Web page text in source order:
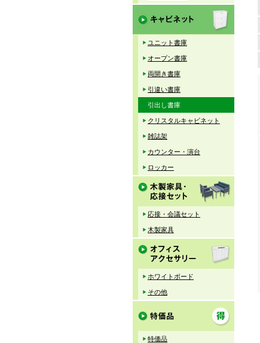
ユニット書庫
オープン書庫
両開き書庫
引違い書庫
引出し書庫
クリスタルキャビネット
雑誌架
カウンター・演台
ロッカー
応接・会議セット
木製家具
ホワイトボード
その他
特価品